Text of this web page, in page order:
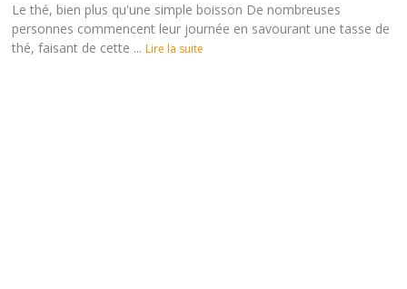
Le thé, bien plus qu'une simple boisson De nombreuses
personnes commencent leur journée en savourant une tasse de
thé, faisant de cette ... Lire la suite